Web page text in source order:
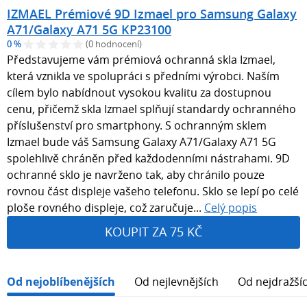
IZMAEL Prémiové 9D Izmael pro Samsung Galaxy
A71/Galaxy A71 5G KP23100
0 % (0 hodnocení)
Představujeme vám prémiová ochranná skla Izmael,
která vznikla ve spolupráci s předními výrobci. Naším
cílem bylo nabídnout vysokou kvalitu za dostupnou
cenu, přičemž skla Izmael splňují standardy ochranného
příslušenství pro smartphony. S ochranným sklem
Izmael bude váš Samsung Galaxy A71/Galaxy A71 5G
spolehlivě chráněn před každodenními nástrahami. 9D
ochranné sklo je navrženo tak, aby chránilo pouze
rovnou část displeje vašeho telefonu. Sklo se lepí po celé
ploše rovného displeje, což zaručuje... Celý popis
KOUPIT ZA 75 KČ
Od nejoblíbenějších Od nejlevnějších Od